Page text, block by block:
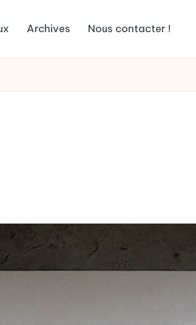
Archives Nous contacter !